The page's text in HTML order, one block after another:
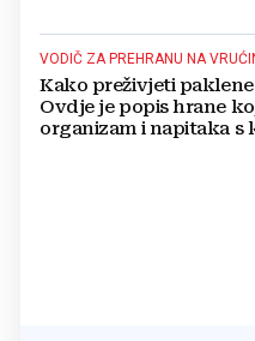
VODIČ ZA PREHRANU NA
Kako preživjeti
Ovdje je popis hrane
organizam i napitaka s